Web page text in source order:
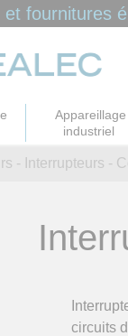
et fournitures
Appareillage
industriel
- Interrupteurs -
circuits